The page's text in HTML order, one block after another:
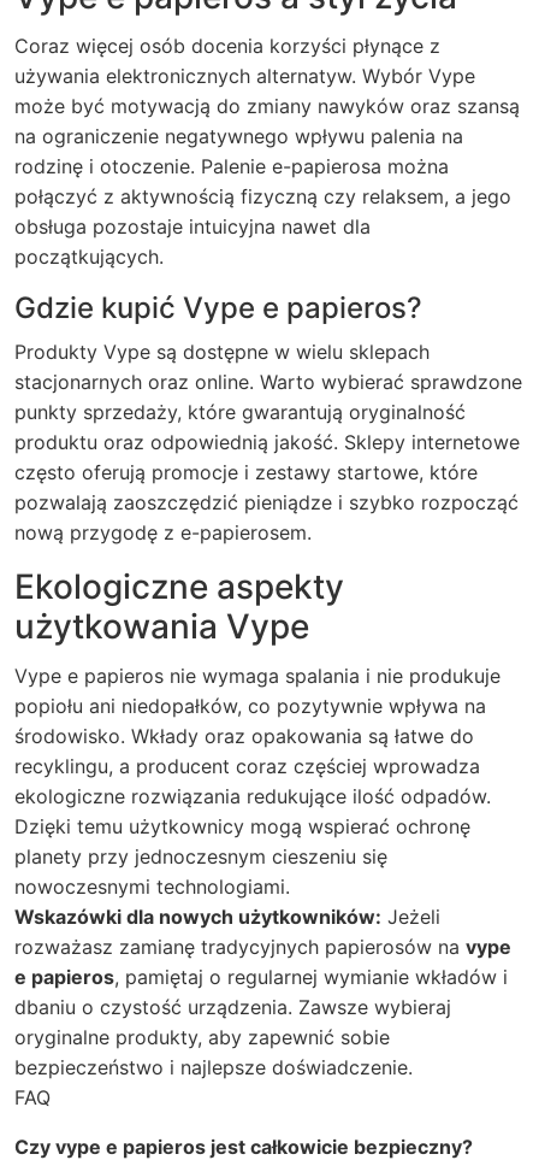
Coraz więcej osób docenia korzyści płynące z
używania elektronicznych alternatyw. Wybór Vype
może być motywacją do zmiany nawyków oraz szansą
na ograniczenie negatywnego wpływu palenia na
rodzinę i otoczenie. Palenie e-papierosa można
połączyć z aktywnością fizyczną czy relaksem, a jego
obsługa pozostaje intuicyjna nawet dla
początkujących.
Gdzie kupić Vype e papieros?
Produkty Vype są dostępne w wielu sklepach
stacjonarnych oraz online. Warto wybierać sprawdzone
punkty sprzedaży, które gwarantują oryginalność
produktu oraz odpowiednią jakość. Sklepy internetowe
często oferują promocje i zestawy startowe, które
pozwalają zaoszczędzić pieniądze i szybko rozpocząć
nową przygodę z e-papierosem.
Ekologiczne aspekty
użytkowania Vype
Vype e papieros nie wymaga spalania i nie produkuje
popiołu ani niedopałków, co pozytywnie wpływa na
środowisko. Wkłady oraz opakowania są łatwe do
recyklingu, a producent coraz częściej wprowadza
ekologiczne rozwiązania redukujące ilość odpadów.
Dzięki temu użytkownicy mogą wspierać ochronę
planety przy jednoczesnym cieszeniu się
nowoczesnymi technologiami.
Wskazówki dla nowych użytkowników: Jeżeli
rozważasz zamianę tradycyjnych papierosów na vype
e papieros, pamiętaj o regularnej wymianie wkładów i
dbaniu o czystość urządzenia. Zawsze wybieraj
oryginalne produkty, aby zapewnić sobie
bezpieczeństwo i najlepsze doświadczenie.
FAQ
Czy vype e papieros jest całkowicie bezpieczny?